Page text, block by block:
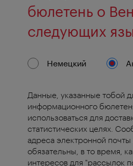
бюлетень о
следующих
Немецкий
Данные, указанные тобой
информационного
использоваться для
статистических целях.
адреса электронной почты
обязательны, в то время,
интересов для "рассылок